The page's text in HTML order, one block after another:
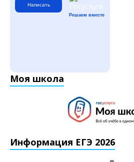
Написать
Решаем вместе
Моя школа
Информация ЕГЭ 2026